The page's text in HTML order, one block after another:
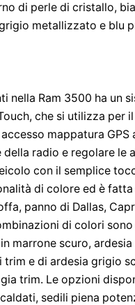
di perle di cristallo,
metallizzato e blu
nella Ram 3500 ha un
che si utilizza per
mappatura GPS
radio e regolare le
con il semplice
di colore ed è
panno di Dallas,
di colori
marrone scuro,
e di ardesia grigio
trim. Le opzioni
sedili piena